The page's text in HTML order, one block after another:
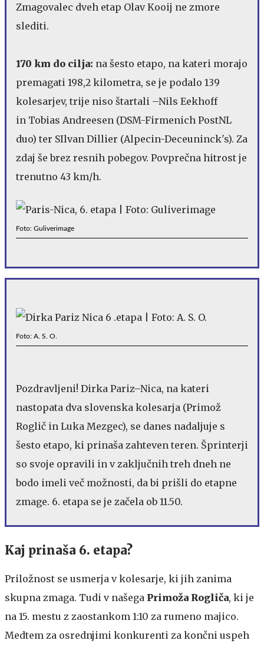
Zmagovalec dveh etap Olav Kooij ne zmore
slediti.
170 km do cilja: na šesto etapo, na kateri morajo
premagati 198,2 kilometra, se je podalo 139
kolesarjev, trije niso štartali –Nils Eekhoff
in Tobias Andreesen (DSM-Firmenich PostNL
duo) ter SIlvan Dillier (Alpecin-Deceuninck's). Za
zdaj še brez resnih pobegov. Povprečna hitrost je
trenutno 43 km/h.
Foto: Guliverimage
Foto: A. S. O.
Pozdravljeni! Dirka Pariz–Nica, na kateri
nastopata dva slovenska kolesarja (Primož
Roglič in Luka Mezgec), se danes nadaljuje s
šesto etapo, ki prinaša zahteven teren. Šprinterji
so svoje opravili in v zaključnih treh dneh ne
bodo imeli več možnosti, da bi prišli do etapne
zmage. 6. etapa se je začela ob 11.50.
Kaj prinaša 6. etapa?
Priložnost se usmerja v kolesarje, ki jih zanima
skupna zmaga. Tudi v našega Primoža Rogliča, ki je
na 15. mestu z zaostankom 1:10 za rumeno majico.
Medtem za osrednjimi konkurenti za končni uspeh